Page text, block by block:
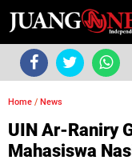
Home / News
UIN Ar-Raniry
Mahasiswa